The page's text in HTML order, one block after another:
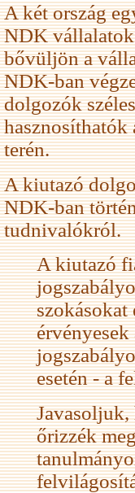
A két ország
NDK vállalatok
bővüljön a
NDK-ban
dolgozók
hasznosíthatók
terén.
A kiutazó
NDK-ban
tudnivalókról.
A kiutazó
szokásokat
esetén - a
Javasoljuk,
őrizzék